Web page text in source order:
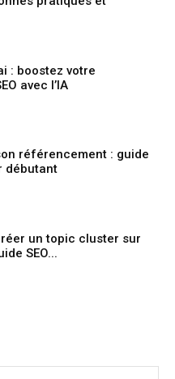
: boostez votre
avec l’IA
référencement : guide
débutant
un topic cluster sur
SEO...